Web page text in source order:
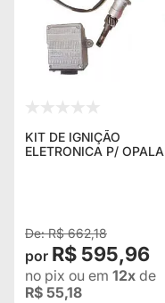
KIT DE IGNIÇÃO
ELETRONICA P/ OPALA
R$ 662,18
R$ 595,96
no pix ou em 12x de
R$ 55,18